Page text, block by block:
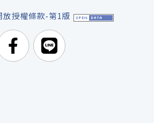
放授權條款-第1版
頁面
前往Facebook
前往Line